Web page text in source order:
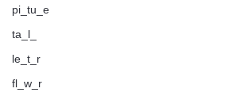
pi_tu_e
ta_l_
le_t_r
fl_w_r